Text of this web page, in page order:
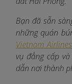
Bạn đã sẵn
những quán
Vietnam Airlines
vụ đẳng cấp
dẫn nơi thành